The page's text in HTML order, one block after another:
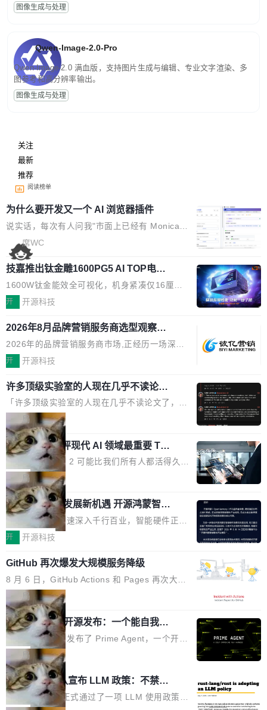
图像生成与处理
Qwen-Image-2.0-Pro
Qwen-Image-2.0 满血版，支持图片生成与编辑、专业文字渲染、多
图参考和高分辨率输出。
图像生成与处理
关注
最新
推荐
阅读榜单
为什么要开发又一个 AI 浏览器插件
说实话，每次有人问我"市面上已经有 Monica、
Sider、Copilot for Chrome 这些 AI 浏览器插件
了，你为什么还要再做一个"，我都觉得这个问题
问得好。 因为我自己也是从用户变成开发者的。
现有产品的天花板 我用过不少 AI 浏览器插件。
刚开始觉得都挺好——选中一段文字，弹出解
要。但用久了你会发现，它们本质上都是同一类
东西：一个带网页上下文的聊天框。 它们能读取
页面的文本，然后把文本丢给大模型，再返回一
段回答。仅此而已。 这当然有用，但总觉得差点
意思。比如我在一个后台管理系统里，需要填50
个表单字段，每个字段还有联动逻辑；比如我
想...
席WC
技嘉推出钛金雕1600PG5 AI TOP电
源：为发烧级主机与本地AI算力打造旗
舰供电方案
1600W钛金能效全可视化，机身紧凑仅16厘米
继2026台北电脑展首度亮相后，技嘉科技近日正
电源专为发烧级DIY主机与本地AI算力平台打
造，整机长度仅16厘米，提供1600W额定功率
与80PLUS钛金能效；支持ATX 3.1与PCIe 5.1
规范，结合服务器级元件、完善供电线材与内置
实时LCD监控屏，可充分满足当下高阶PC主机
的严苛使用需求。 澎湃功率，紧凑机身 钛金雕1
600PG5 AI TOP具备强悍输出功率，同时实现
机身尺寸大幅精简。整机长度仅16厘米，属于同
功率段机身尺寸十分紧凑的1600W电源产品。小
巧机身有效提升市面主流标准A...
开 开源科技
2026年8月品牌营销服务商选型观察：
从流量思维到品牌资产思维的范式转移
2026年的品牌营销服务商市场,正经历一场深刻
的价值重构。全球全案品牌代理机构市场从2025
复合增长率达5.44%,预计2032年将突破120亿美
元。数字广告与公共关系相关服务市场更是从20
25年的8463亿美元扩张至2026年的8763亿美
元。数字的背后是一个清晰的事实——品牌对专
业化营销服务的需求从未如此迫切。 但市场扩容
的同时,服务商的竞争逻辑正在改变。2026年Top
Agency年度合辑的观察指出,“产品”这个离消费
者最近的载体,在整个品牌营销层面的权重显著变
高了。全域营销服务商的竞争正在从规模转向深
度,案例厚度、全域覆盖、多线协同...
开 开源科技
许多顶级实验室的人现在几乎不读论文
了
「许多顶级实验室的人现在几乎不读论文了，而
且他们认为 ICLR/ICML/NeurIPS 充斥着大量过
度宣传和欺诈。」 OpenAI 研究员 Keller Jorda
n 这条推文引发了广泛讨论。他不是在说风凉
话，他是说出了一个圈内人尽皆知但很少公开捅
破的事实。 Jordan 随后补充了一句软化声明：
「我不认为这些会议上大部分论文都在过度宣传
或造假。问题是，作为读者，如果你筛选出那些
看起来最令人兴奋的论文，那它们大部分都是过
度宣传的。」 这才是真正的痛点。不是所有论文
都有问题，是最吸引眼球的那批论文最有问题。
他引用的帖子来自 Mathew Shen，一位 ICLR 2
026 的读者：「看了篇 ...
局
xAI 前工程师评现代 AI 领域最重要 Top
3 开源项目
Flash Attention 2 可能比我们所有人都活得久。
这句话不是来自某个技术博客，而是出自 Hieu
Pham 的一条推文。Hieu Pham 是谁？他是 xAI
的早期工程师之一，在 Grok 训练基础设施团队
工作过。近日他在 X 上发了一条帖子，列出了他
认为现代 AI 领域最重要的三个开源项目。 第一
理由很具体。FA 系列不需要解释，但 FA2 是他
认为最重要的一个——复杂度恰到好处，刚好能
驱动你去学 CuTe，但还没被那些"邪恶的" Hopp
er++ 优化所淹没，足够容易修改和适配。 更关
键的是 FA2 的持久性...
局
共商智能硬件发展新机遇 开源鸿蒙智能
硬件开发者日杭州站即将举行
随着万物智联加速深入千行百业，智能硬件正从
单点设备迈向智能化、网联化、协同化发展。作
鸿蒙通过统一技术底座和分布式能力，为不同类
型智能设备的开发、连接与互联提供关键支撑，
也为产业链企业探索产品创新与商业增长打开新
的空间。 8月14日，开源鸿蒙智能硬件开发者日
（OHDD：OpenHarmony Hardware Develope
r Day）将在杭州启航。活动面向智能硬件产业
链企业和开发者，邀请行业专家与资深技术顾
问，围绕开源鸿蒙技术能力、设备适配、芯片适
配、功耗与稳定性调优、兼容性测评及统一互联
等内容展开系统讲解和实战交流，帮助企业进一
步了解开源鸿蒙在智能...
开 开源科技
GitHub 再次爆发大规模服务降级
8 月 6 日，GitHub Actions 和 Pages 再次大规
模服务降级，Actions 完全不可用超过 5 小时，
webhook 停发，连自托管 runner 也因调度层故
障无法工作。Pages、Copilot code review、C
opilot coding agent 全部受影响。从检测到完全
恢复，大约 12 小时。 这是 2026 年 8 月的第六
起事故，其中四起与 AI/Copilot 服务相关。 Git
Hub 员工 kdaigle 在 HN 讨论中贴出了一组数
据：2025 年全年 10 亿次 commit。现在，每周
局
Prime Agent 开源发布：一个能自我改
进的编程 Agent，ARC-AGI 3 超越人类
专家基线
Prime Intellect 发布了 Prime Agent，一个开源
的编程 Agent Harness，核心设计围绕两个抽
象：Recursive Language Model（RLM）和 C
ontinual Harness。在 ARC-AGI 3 基准测试
上，Prime Agent + Opus 5 的组合达到了 95.
局
Rust 项目团队宣布 LLM 政策：不禁
止，但你要承认哪些代码不是你写的
Rust 语言项目正式通过了一项 LLM 使用政策，